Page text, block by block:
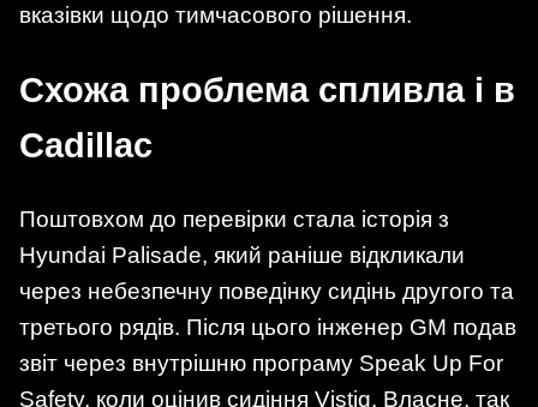
вказівки щодо тимчасового рішення.
Схожа проблема спливла і в
Cadillac
Поштовхом до перевірки стала історія з
Hyundai Palisade, який раніше відкликали
через небезпечну поведінку сидінь другого та
третього рядів. Після цього інженер GM подав
звіт через внутрішню програму Speak Up For
Safety, коли оцінив сидіння Vistiq. Власне, так